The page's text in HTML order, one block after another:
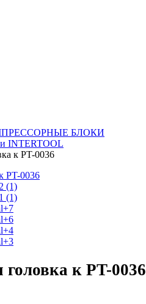
БЛОКИ
INTERTOOL
к PT-0036
к PT-0036